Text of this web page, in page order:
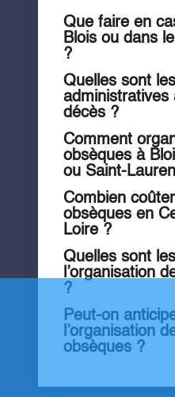
Que faire en
Blois ou dans
?
Quelles sont
administratives
décès ?
Comment
obsèques à
ou Saint-
Combien
obsèques en
Loire ?
Quelles sont
l’organisation
?
Peut-on
l’organisation
obsèques ?